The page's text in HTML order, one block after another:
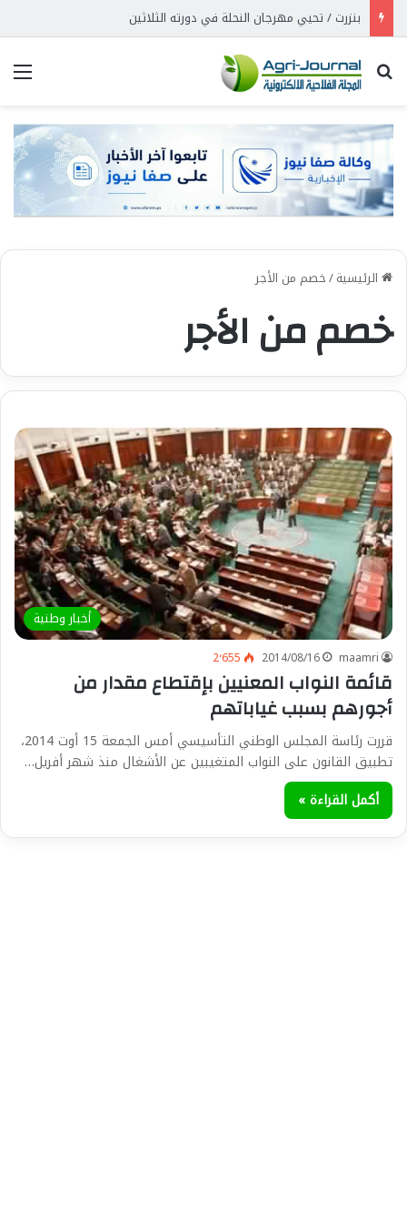
بنزرت / تحيي مهرجان النحلة في دورته الثلاثين
بحث عن
الرئيسية/خصم من الأجر
خصم من الأجر
أخبار وطنية
maamri
2014/08/16 2٬655
قائمة النواب المعنيين بإقتطاع مقدار من
أجورهم بسبب غياباتهم
قررت رئاسة المجلس الوطني التأسيسي أمس الجمعة 15 أوت 2014،
تطبيق القانون على النواب المتغيبين عن الأشغال منذ شهر أفريل…
أكمل القراءة »